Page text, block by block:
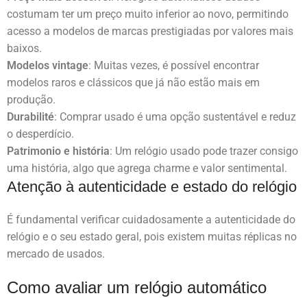
costumam ter um preço muito inferior ao novo, permitindo
acesso a modelos de marcas prestigiadas por valores mais
baixos.
Modelos vintage: Muitas vezes, é possível encontrar
modelos raros e clássicos que já não estão mais em
produção.
Durabilité: Comprar usado é uma opção sustentável e reduz
o desperdício.
Patrimonio e história: Um relógio usado pode trazer consigo
uma história, algo que agrega charme e valor sentimental.
Atenção à autenticidade e estado do relógio
É fundamental verificar cuidadosamente a autenticidade do
relógio e o seu estado geral, pois existem muitas réplicas no
mercado de usados.
Como avaliar um relógio automático